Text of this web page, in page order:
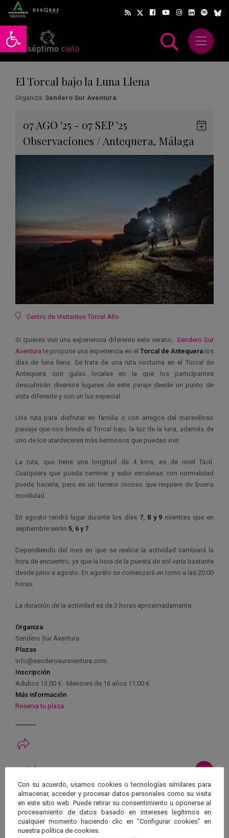
Abrir barra de herramientas
Abrir
El Torcal bajo la Luna Llena
Organiza: Sendero Sur Aventura
07AGO '25 - 07 SEP '25
Observaciones / Antequera, Málaga
Ubicación
Centro de Visitantes Torcal Alto
Si quieres vivir una experiencia diferente este verano,Sendero Sur
Aventura te propone una experiencia en el Torcal de Antequera los
días de luna llena. Se trata de una ruta nocturna en el Torcal de
Antequera con guías locales en la que los participantes
descubrirán diversos lugares de este paraje desde un punto de
vista diferente y con un luz especial.
Una ruta para disfrutar en familia o con amigos del maravilloso
paisaje que nos brinda el Torcal bajo la luz de la luna, además de
uno de los atardeceres más hermosos que puedas vivir.
La ruta, que tiene una longitud de 4 kms, es de nivel fácil.
Cualquiera que pueda caminar y subir escaleras con normalidad
puede hacerla, pero es un terreno rocoso que requiere de buena
movilidad.
En agosto tendrá lugar durante los días 7, 8 y 9 mientras que en
septiembre serán 5, 6 y 7.
Dependiendo del mes en que se realice la actividad cambiará la
hora de encuentro, ya que la hora de la puesta de sol varía bastante
desde junio a agosto. En agosto se comenzará en torno a las 20:00
horas.
La duración de la actividad es de 3 horas aproximadamente.
Organiza
Sendero Sur Aventura
Plazas
info@senderosuraventura.com
Inscripción
Adultos 13,00 € - Menores de 16 años 11,00 €
Más información
Reserva tu plaza
Próximos eventos Ver más
26 JUN 2026 - 26 ENE 2028
Eclipse,Planetario/Gérgal,Granada ,
Málaga,Sevilla
en
Con su acuerdo, usamos cookies o tecnologías similares para
almacenar, acceder y procesar datos personales como su visita
en este sitio web. Puede retirar su consentimiento u oponerse al
procesamiento de datos basado en intereses legítimos en
cualquier momento haciendo clic en "Configurar cookies" en
nuestra política de cookies.